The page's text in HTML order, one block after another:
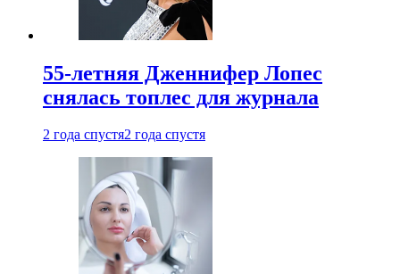
55-летняя Дженнифер Лопес
снялась топлес для журнала
2 года спустя2 года спустя